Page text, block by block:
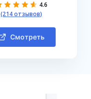
4.6
(214 отзывов)
Смотреть